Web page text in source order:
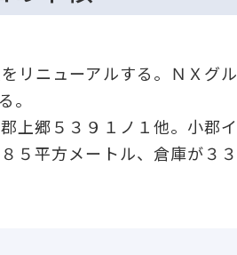
リニューアルする。ＮＸグル
。
上郷５３９１ノ１他。小郡イ
５平方メートル、倉庫が３３